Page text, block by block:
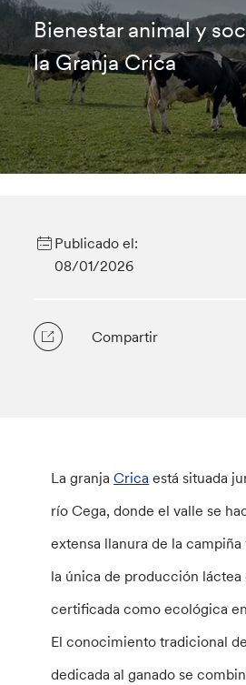
Bienestar animal y
la Granja Crica
Publicado el:
08/01/2026
Compartir
La granjaCrica está situada
río Cega, donde el valle se
extensa llanura de la campiña
la única de producción láctea
certificada como ecológica
El conocimiento tradicional
dedicada al ganado se